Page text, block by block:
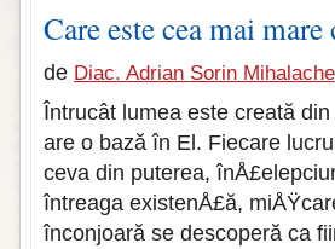
Care este cea mai
de Diac. Adrian Sorin Mihalache
Întrucât lumea este creată
are o bază în El. Fiecare
ceva din puterea,
întreaga existenÅ£ă,
înconjoară se descoperă ca